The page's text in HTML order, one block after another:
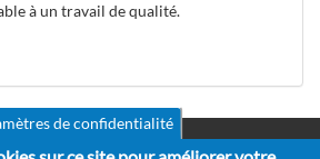
à un travail de qualité.
de confidentialité